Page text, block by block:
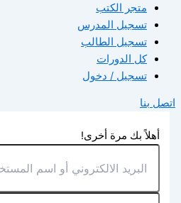
متجر الكتب
تسجيل المدرس
تسجيل الطالب
كل الدورات
تسجيل / دخول
اتصل بنا
أهلاً بك مرة أخرى!